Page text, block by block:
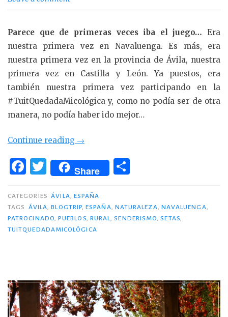
Parece que de primeras veces iba el juego… Era
nuestra primera vez en Navaluenga. Es más, era
nuestra primera vez en la provincia de Ávila, nuestra
primera vez en Castilla y León. Ya puestos, era
también nuestra primera vez participando en la
#TuitQuedadaMicológica y, como no podía ser de otra
manera, no podía haber ido mejor…
Continue reading «#TuitQuedadaMicológica
Navaluenga.»
→
F
c
e
b
k
T
w
it
te
r
Share
p
CATEGORIES ÁVILA, ESPAÑA
TAGS
ÁVILA,BLOGTRIP,ESPAÑA, NATURALEZA, NAVALUENGA,
PATROCINADO,PUEBLOS, RURAL,SENDERISMO,SETAS,
TUITQUEDADAMICOLÓGICA